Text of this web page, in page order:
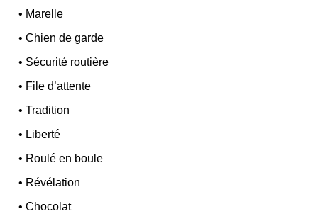
• Marelle
•Chien de garde
• Sécurité routière
• File d’attente
•Tradition
• Liberté
• Roulé en boule
• Révélation
•Chocolat